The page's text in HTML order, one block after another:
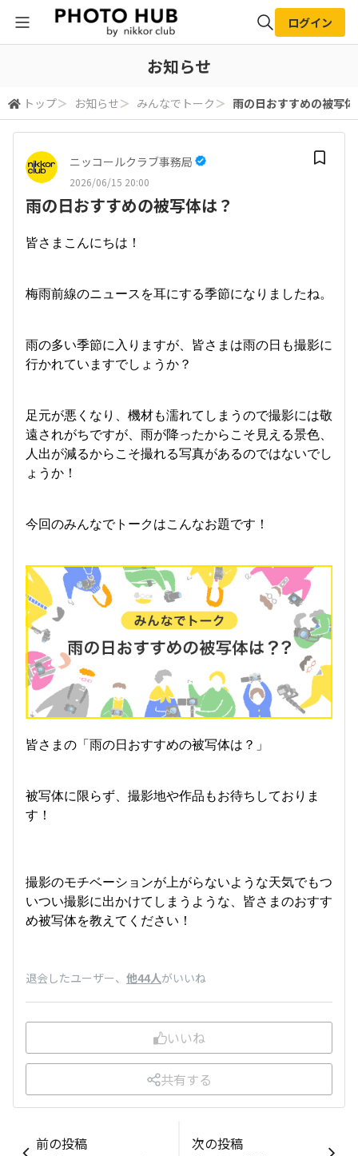
検索
ログイン
お知らせ
トップ＞ お知らせ＞ みんなでトーク ＞ 雨の日おすすめの被写
ニッコールクラブ事務局
2026/06/15 20:00
雨の日おすすめの被写体は？
皆さまこんにちは！
梅雨前線のニュースを耳にする季節になりましたね。
雨の多い季節に入りますが、皆さまは雨の日も撮影に
行かれていますでしょうか？
足元が悪くなり、機材も濡れてしまうので撮影には敬
遠されがちですが、雨が降ったからこそ見える景色、
人出が減るからこそ撮れる写真があるのではないでし
ょうか！
今回のみんなでトークはこんなお題です！
皆さまの「雨の日おすすめの被写体は？」
被写体に限らず、撮影地や作品もお待ちしておりま
す！
撮影のモチベーションが上がらないような天気でもつ
いつい撮影に出かけてしまうような、皆さまのおすす
め被写体を教えてください！
退会したユーザー、 他44人がいいね
いいね
共有する
前の投稿
次の投稿